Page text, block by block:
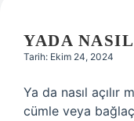
YADA
Tarih: Ekim 24, 2024
Ya da nasıl açılır
cümle veya